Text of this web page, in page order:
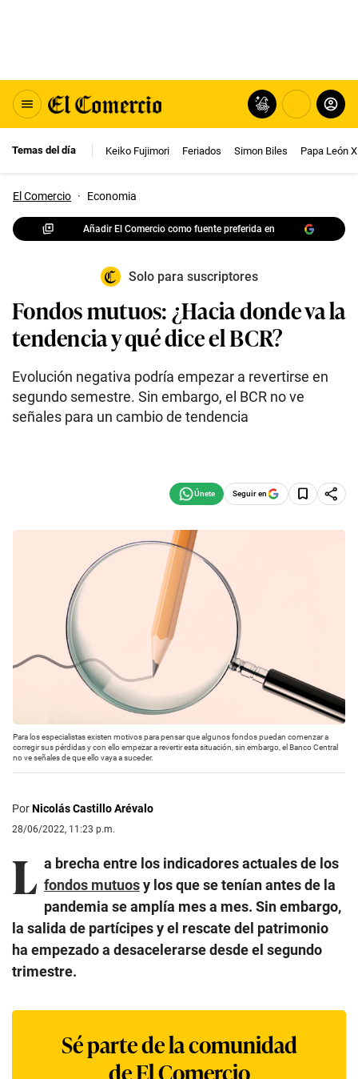
Temas del día Keiko Fujimori Feriados Simon Biles Papa León
El Comercio · Economia
Añadir El Comercio como fuente preferida en
Solo para suscriptores
Fondos mutuos: ¿Hacia donde va la
tendencia y qué dice el BCR?
Evolución negativa podría empezar a revertirse en
segundo semestre. Sin embargo, el BCR no ve
señales para un cambio de tendencia
Seguir en
Para los especialistas existen motivos para pensar que algunos fondos puedan comenzar a
corregir sus pérdidas y con ello empezar a revertir esta situación, sin embargo, el Banco Central
no ve señales de que ello vaya a suceder.
PorNicolás Castillo Arévalo
28/06/2022, 11:23 p.m.
L a brecha entre los indicadores actuales de los
fondos mutuosy los que se tenían antes de la
pandemia se amplía mes a mes. Sin embargo,
la salida de partícipes y el rescate del patrimonio
ha empezado a desacelerarse desde el segundo
trimestre.